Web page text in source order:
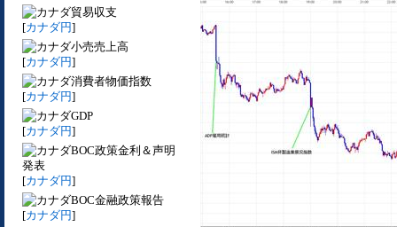
貿易収支
[カナダ円]
小売売上高
[カナダ円]
消費者物価指数
[カナダ円]
GDP
[カナダ円]
BOC政策金利＆声明
発表
[カナダ円]
BOC金融政策報告
[カナダ円]